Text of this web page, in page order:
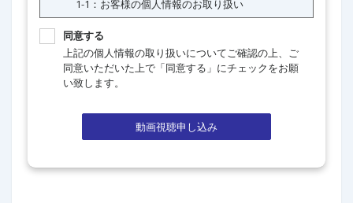
同意する
上記の個人情報の取り扱いについてご確認の上、ご
同意いただいた上で「同意する」にチェックをお願
い致します。
動画視聴申し込み